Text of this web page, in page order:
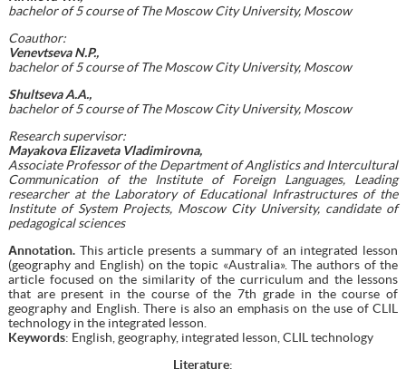
bachelor of 5 course of The Moscow City University, Moscow
Coauthor:
Venevtseva N.P.,
bachelor of 5 course of The Moscow City University, Moscow
Shultseva A.A.,
bachelor of 5 course of The Moscow City University, Moscow
Research supervisor:
Mayakova Elizaveta Vladimirovna,
Associate Professor of the Department of Anglistics and Intercultural
Communication of the Institute of Foreign Languages, Leading
researcher at the Laboratory of Educational Infrastructures of the
Institute of System Projects, Moscow City University, candidate of
pedagogical sciences
Аnnotation.This article presents a summary of an integrated lesson
(geography and English) on the topic «Australia». The authors of the
article focused on the similarity of the curriculum and the lessons
that are present in the course of the 7th grade in the course of
geography and English. There is also an emphasis on the use of CLIL
technology in the integrated lesson.
Keywords: English, geography, integrated lesson, CLIL technology
Literature: